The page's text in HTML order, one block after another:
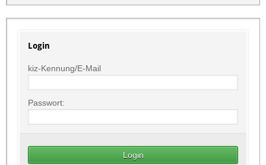
Login
kiz-Kennung/E-Mail
Passwort: